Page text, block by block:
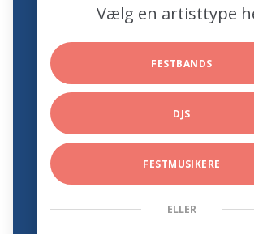
Vælg en artisttype
FESTBANDS
DJS
FESTMUSIKERE
ELLER